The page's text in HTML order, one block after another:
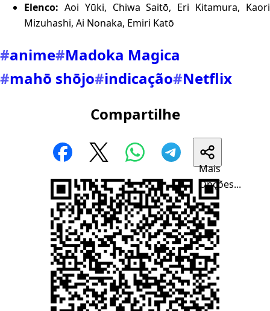
Elenco: Aoi Yūki, Chiwa Saitō, Eri Kitamura, Kaori
Mizuhashi, Ai Nonaka, Emiri Katō
#anime#Madoka Magica
#mahō shōjo#indicação#Netflix
Compartilhe
Mais
Opções...